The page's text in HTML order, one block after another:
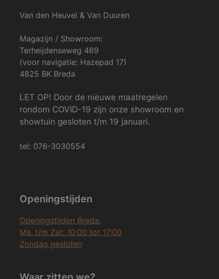
Van den Heuvel & Van Duuren
Magazijn / Showroom:
Terheijdenseweg 469
(voor navigatie: Hazepad 17)
4825 BK Breda
LET OP! Door de nieuwe maatregelen
rondom COVID-19 zijn onze showroom en
showtuin gesloten t/m 19 januari.
tel: 076-3030554
Openingstijden
Openingstijden Breda:
Ma. t/m Zat: 10:00 tot 17:00
Zondag gesloten